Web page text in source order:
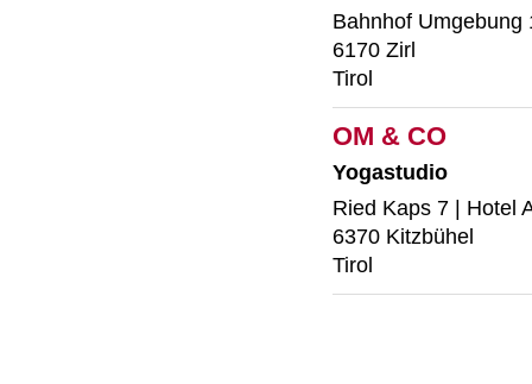
Bahnhof Umgebung
6170 Zirl
Tirol
OM & CO
Yogastudio
Ried Kaps 7 | Hotel
6370 Kitzbühel
Tirol